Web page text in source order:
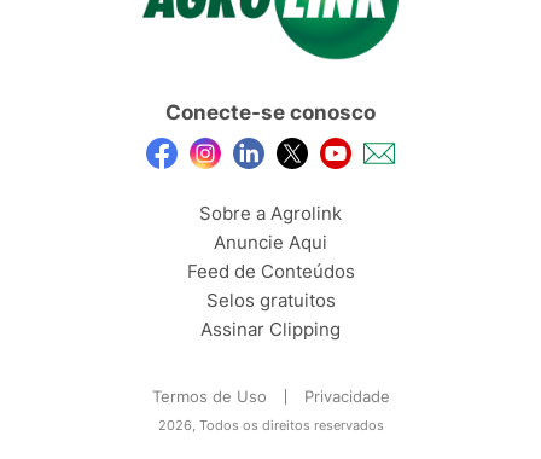
Conecte-se conosco
Sobre a Agrolink
Anuncie Aqui
Feed de Conteúdos
Selos gratuitos
Assinar Clipping
Termos de Uso Privacidade
2026, Todos os direitos reservados